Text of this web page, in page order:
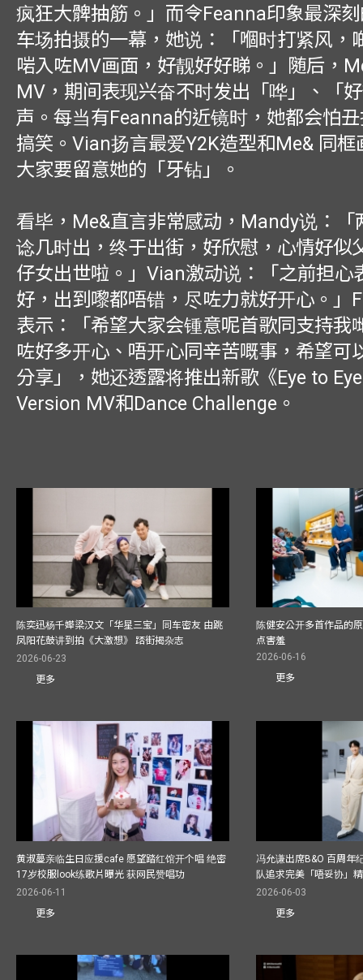
疯狂大髀抽筋。」而令Feanna印象最深
车场拍摄的一幕，她说：「嗰时打紧风，
啱入咗MV画面，好靓好好睇。」随后，
MV，期间表现兴奋不时发出「哗」、「
声。每当有Feanna的近镜时，她都会怕
搞笑。Vian扬言最爱Y2K造型和Me& 同框
大家要留意她的「牙钻」。
看毕，Me&直言非常感动，Mandy说：「
谂几时出，终于出街，好欣慰，心情好似
仔女出世啦。」Vian激动说：「之前担心
好，出到嚟都唔错，尽咗力就好开心。」
表示：「希望大家会锺意呢首歌同支持我
咗好多开心、唔开心同辛苦嘅事，希望可
分享」，她还透露将推出新歌《Eye to
Version MV和Dance Challenge。
陈奕迅杨千嬅梁汉文「华星三宝」同车密友 由跳
凤阳花鼓讲到拍《大激想》 踎街揭杂志
2026-06-23
更多
陈健安公开多首作品的
点害羞
2026-06-16
更多
黄淑蔓亲临生日应援cafe 愿望踏红馆开个唱 绝密
17岁校服look练歌片曝光 获网民赞唱功
2026-06-11
更多
冯允谦出席B&O 百周年
队追求完美「唔妥协」
2026-06-03
更多